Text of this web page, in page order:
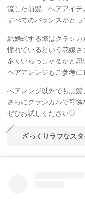
流した前髪、ヘアアイテ
すべてのバランスがと
結婚式する際はクラシ
憧れているという花嫁さ
多くいらっしゃるかと思
ヘアアレンジもご参考に
へアレンジ以外でも黒髪
さらにクラシカルで可憐
ぜひお試しください♡
ざっくりラフなス